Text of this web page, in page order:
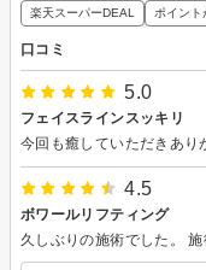
楽天スーパーDEAL ポイント
口コミ
5.0
フェイスラインスッキリ
4.5
ボワールリフティング